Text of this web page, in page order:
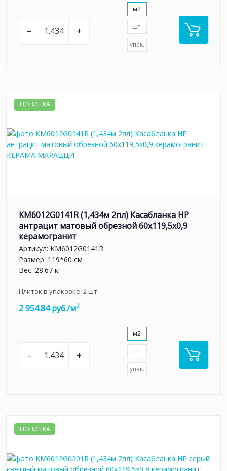
– +
м2
шт.
упак.
НОВИНКА
KM6012G0141R (1,434м 2пл) Касабланка HP
антрацит матовый обрезной 60x119,5x0,9
керамогранит
Артикул: KM6012G0141R
Размер: 119*60 см
Вес: 28.67 кг
Плиток в упаковке: 2шт
2 954.84 руб./м2
– +
м2
шт.
упак.
НОВИНКА